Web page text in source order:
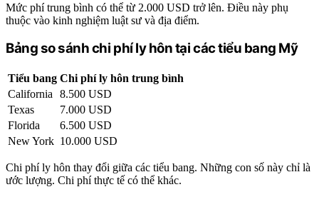
Mức phí trung bình có thể từ 2.000 USD trở lên. Điều này phụ
thuộc vào kinh nghiệm luật sư và địa điểm.
Bảng so sánh chi phí ly hôn tại các tiểu bang Mỹ
Tiểu bang Chi phí ly hôn trung bình
California
8.500 USD
Texas
7.000 USD
Florida
6.500 USD
New York 10.000 USD
Chi phí ly hôn thay đổi giữa các tiểu bang. Những con số này chỉ là
ước lượng. Chi phí thực tế có thể khác.